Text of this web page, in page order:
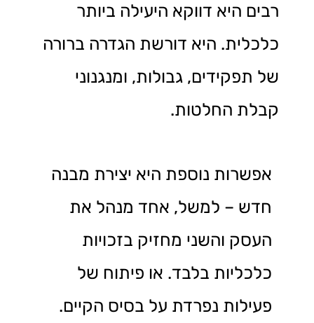
רבים היא דווקא היעילה ביותר
כלכלית. היא דורשת הגדרה ברורה
של תפקידים, גבולות, ומנגנוני
קבלת החלטות.
אפשרות נוספת היא יצירת מבנה
חדש – למשל, אחד מנהל את
העסק והשני מחזיק בזכויות
כלכליות בלבד. או פיתוח של
פעילות נפרדת על בסיס הקיים.